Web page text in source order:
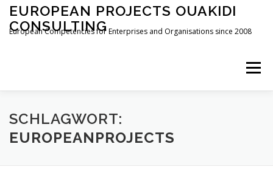
Zum
Inhalt
springen
EUROPEAN PROJECTS OUAKIDI
CONSULTING
European Competencies for Enterprises and Organisations since 2008
Menü
HOME DEDICATION
SCHLAGWORT:
EUROPEANPROJECTS